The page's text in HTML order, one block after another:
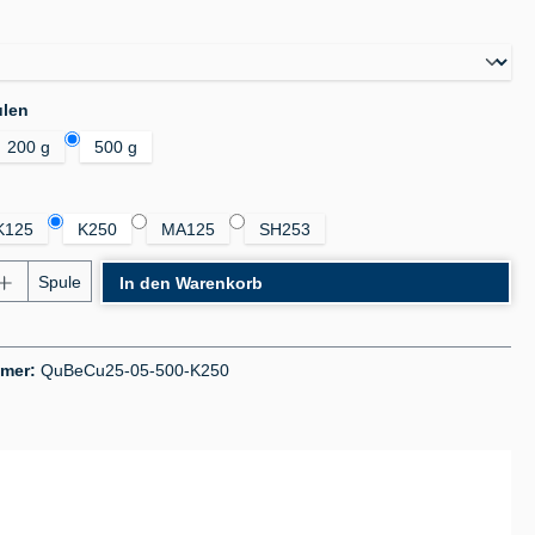
200 g 500 g
K250 MA125 SH253
Gib den gewünschten Wert ein oder
Spule In den Warenkorb
QuBeCu25-05-500-K250